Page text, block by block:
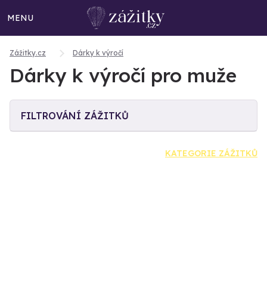
MENU
Zážitky.cz Dárky k výročí
Dárky k výročí pro muže
FILTROVÁNÍ ZÁŽITKŮ
KATEGORIE ZÁŽITKŮ